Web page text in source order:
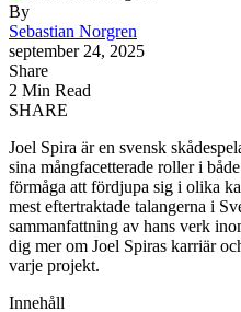
By
Sebastian Norgren
september 24, 2025
Share
2 Min Read
SHARE
Joel Spira är en svensk
sina mångfacetterade roller i
förmåga att fördjupa sig i olika
mest eftertraktade talangerna i
sammanfattning av hans verk
dig mer om Joel Spiras karriär
varje projekt.
Innehåll